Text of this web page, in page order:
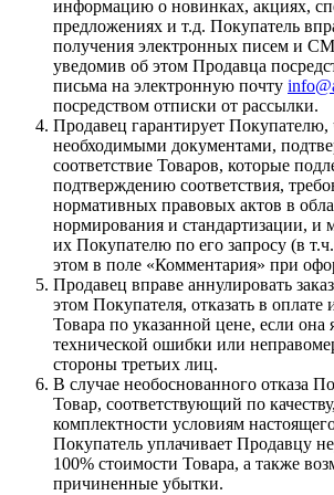
информацию о новинках, акциях,
предложениях и т.д. Покупатель
получения электронных писем и
уведомив об этом Продавца
письма на электронную почту
посредством отписки от рассылки.
Продавец гарантирует Покупателю,
необходимыми документами,
соответствие Товаров, которые
подтверждению соответствия,
нормативных правовых актов в
нормирования и стандартизации, и
их Покупателю по его запросу (в
этом в поле «Комментария» при
Продавец вправе аннулировать
этом Покупателя, отказать в
Товара по указанной цене, если она
технической ошибки или
стороны третьих лиц.
В случае необоснованного отказа
Товар, соответствующий по
комплектности условиям
Покупатель уплачивает Продавцу
100% стоимости Товара, а также
причиненные убытки.